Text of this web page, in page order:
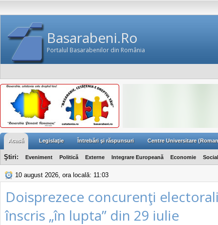
Basarabeni.Ro
Portalul Basarabenilor din România
Acasă Legislaţie Întrebări şi răspunsuri Centre Universitare
Ştiri: Eveniment Politică Externe Integrare Europeană Economie Social
10 august 2026, ora locală: 11:03
Doisprezece concurenţi
înscris „în lupta” din 29 iulie